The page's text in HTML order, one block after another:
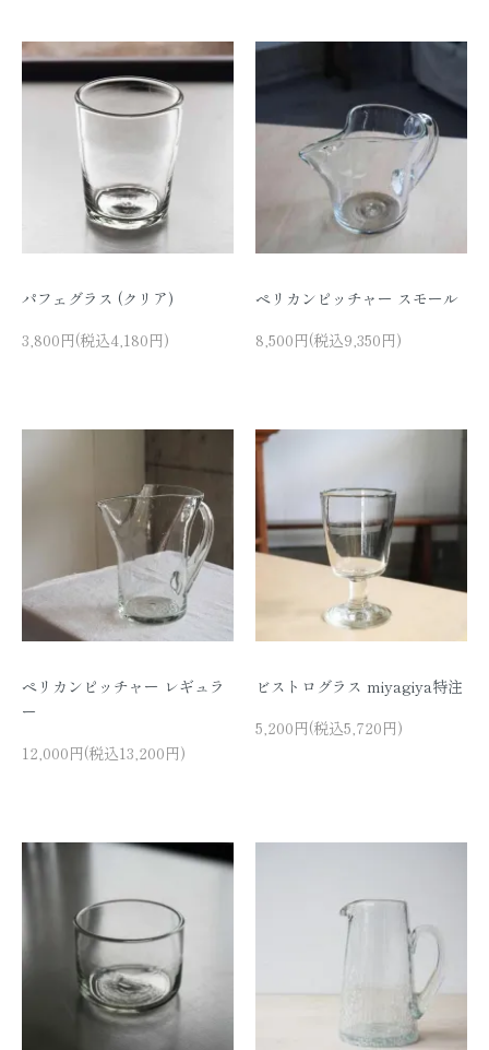
パフェグラス (クリア)
3,800円(税込4,180円)
ペリカンピッチャー スモール
8,500円(税込9,350円)
ペリカンピッチャー レギュラ
ー
12,000円(税込13,200円)
ビストログラス miyagiya特注
5,200円(税込5,720円)